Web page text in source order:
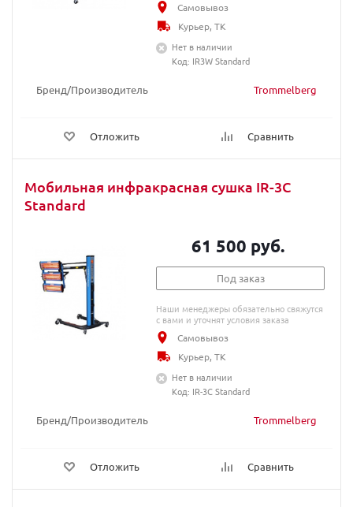
Бренд/Производитель Trommelberg
Отложить Сравнить
Самовывоз
Курьер, ТК
Нет в наличии
Код: IR3W Standard
Мобильная инфракрасная сушка IR-3C
Standard
Бренд/Производитель Trommelberg
Отложить Сравнить
61 500 руб.
Под заказ
Наши менеджеры обязательно свяжутся
с вами и уточнят условия заказа
Самовывоз
Курьер, ТК
Нет в наличии
Код: IR-3C Standard